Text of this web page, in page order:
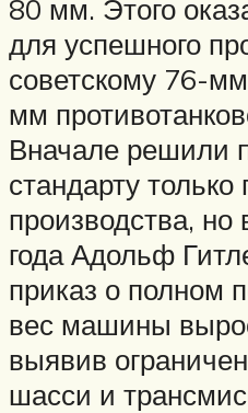
80 мм. Этого
для успешного
советскому 76-
мм
Вначале решили
стандарту только
производства, но
года Адольф
приказ о полном
вес машины
выявив
шасси и